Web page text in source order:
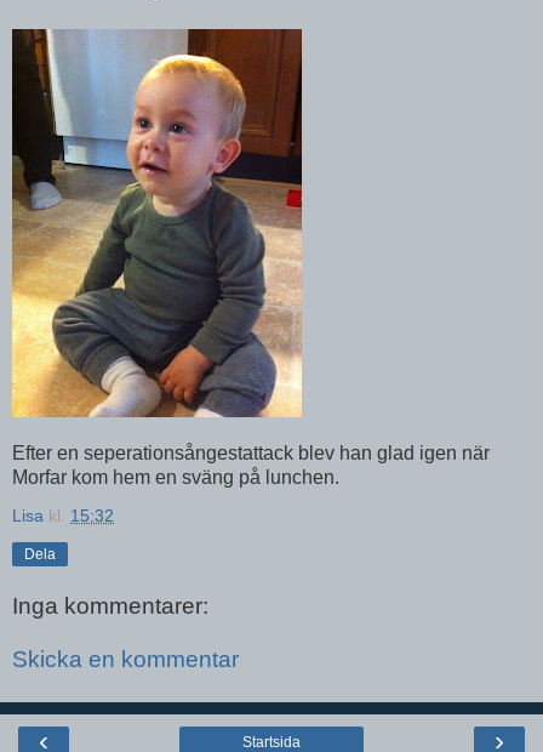
Efter en seperationsångestattack blev han glad igen när
Morfar kom hem en sväng på lunchen.
Lisa kl. 15:32
Dela
Inga kommentarer:
Skicka en kommentar
‹ ›
Startsida